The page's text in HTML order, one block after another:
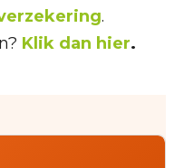
.
Klik dan hier.